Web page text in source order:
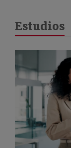
Estudios